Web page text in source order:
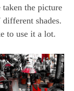
the picture
shades.
to use it a lot.